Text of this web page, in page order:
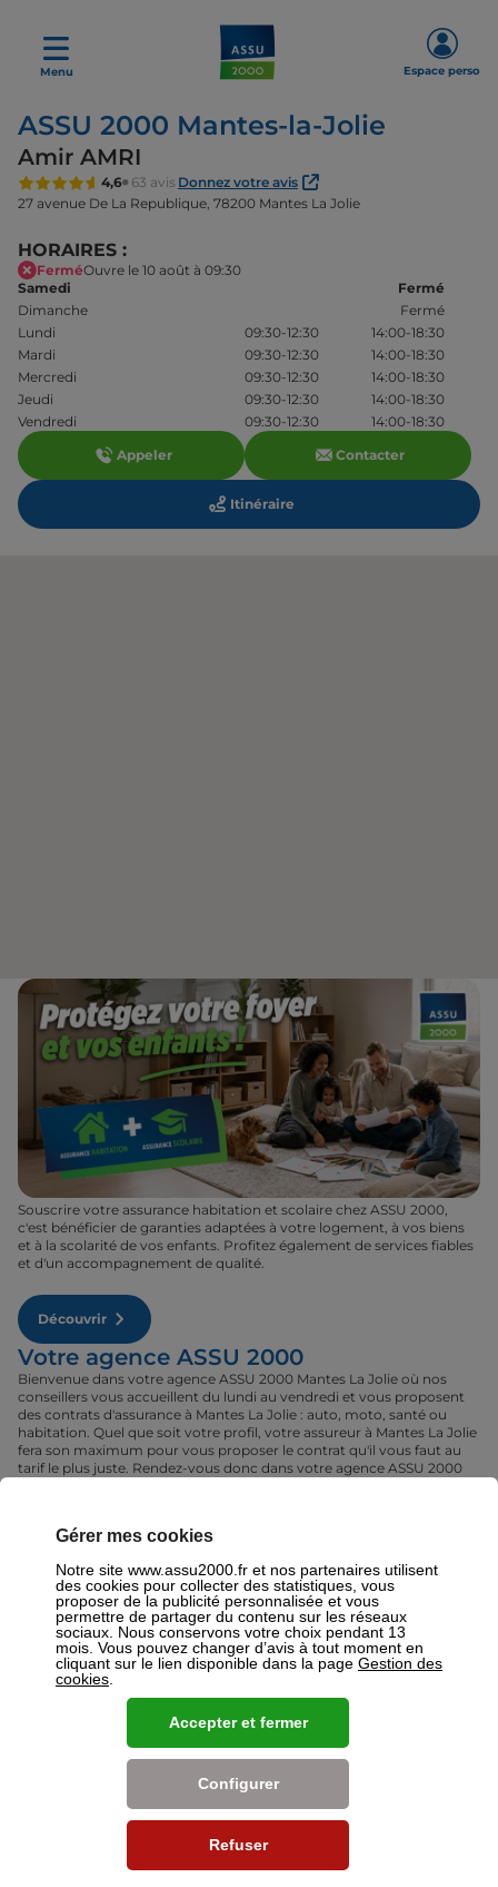
Menu Espace perso
ASSU 2000 Mantes-la-Jolie
Amir AMRI
4,6 63 avis Donnez votre avis
27 avenue De La Republique, 78200 Mantes La Jolie
HORAIRES :
FerméOuvre le 10 août à 09:30
Samedi
Fermé
Dimanche
Fermé
Lundi
09:30-12:30
14:00-18:30
Mardi
09:30-12:30
14:00-18:30
Mercredi
09:30-12:30
14:00-18:30
Jeudi
09:30-12:30
14:00-18:30
Vendredi
09:30-12:30
14:00-18:30
Appeler
Contacter
Itinéraire
Souscrire votre assurance habitation et scolaire chez ASSU 2000,
c'est bénéficier de garanties adaptées à votre logement, à vos biens
et à la scolarité de vos enfants. Profitez également de services fiables
et d'un accompagnement de qualité.
Découvrir
Votre agence ASSU 2000
Bienvenue dans votre agence ASSU 2000 Mantes La Jolie où nos
conseillers vous accueillent du lundi au vendredi et vous proposent
des contrats d'assurance à Mantes La Jolie : auto, moto, santé ou
habitation. Quel que soit votre profil, votre assureur à Mantes La Jolie
fera son maximum pour vous proposer le contrat qu'il vous faut au
tarif le plus juste. Rendez-vous donc dans votre agence ASSU 2000
Nos offres pour les particuliers
Assurance Auto
Des tarifs adaptés à tous les profils
de conducteurs. Jeunes permis,
conducteurs expérimentés,
-15% sur votre
Votre carte grise en
Gérer mes cookies
Notre site www.assu2000.fr et nos partenaires utilisent
des cookies pour collecter des statistiques, vous
proposer de la publicité personnalisée et vous
permettre de partager du contenu sur les réseaux
sociaux. Nous conservons votre choix pendant 13
mois. Vous pouvez changer d’avis à tout moment en
cliquant sur le lien disponible dans la page Gestion des
cookies
Refuser
Configurer
Accepter et fermer